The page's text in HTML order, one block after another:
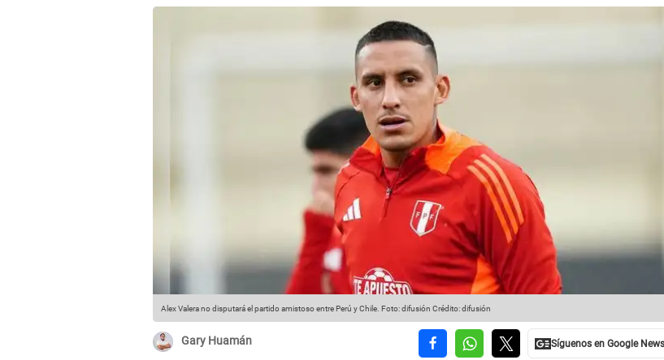
Alex Valera no disputará el partido amistoso entre Perú y Chile. Foto: difusión Crédito: difusión
Gary Huamán